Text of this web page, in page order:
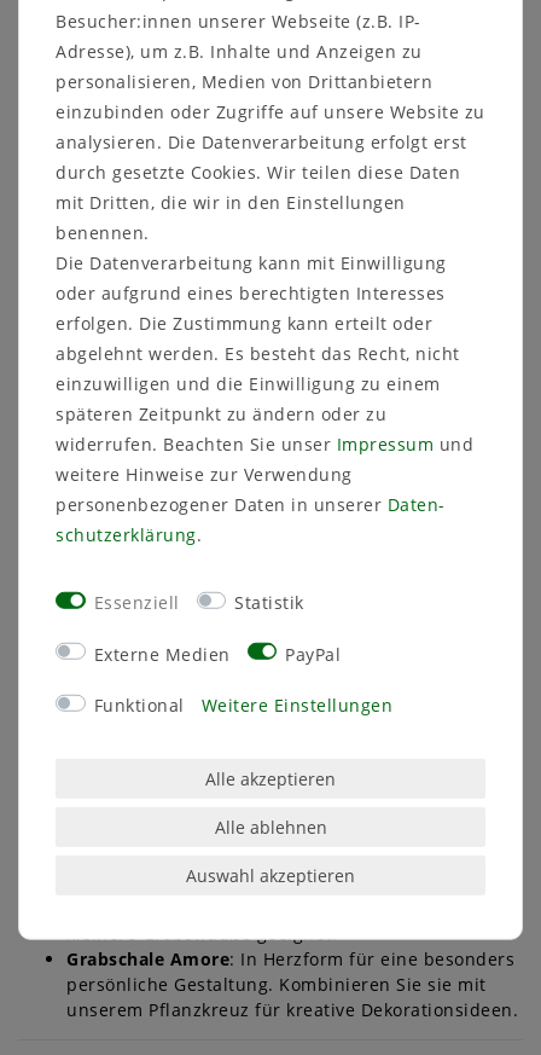
Pflanzschale Roseta
ø30 mit Bewässerung
ab 15,99 €
inkl. ges. MwSt. zzgl.
Versandkosten
Artikel anzeigen
Vasen und Schalen für die
Grabgestaltung – Stilvoll und praktisch
Ehren Sie die Erinnerung an Ihre Liebsten mit
hochwertigem Zubehör für die Grabgestaltung. Unsere
Auswahl an Vasen und Schalen vereint Ästhetik und
individuell zu gestalten.
Unsere Highlights für die Grabgestaltung
37 und 42 cm, in klassischem Dunkelgrün. Perfekt
Sockelgewicht für sicheren Stand – eine elegante
Pflanzschale Roseta: Mit besonders großem
Bepflanzungen.
Grabschale Amore: In Herzform für eine besonders
persönliche Gestaltung. Kombinieren Sie sie mit
unserem Pflanzkreuz für kreative Dekorationsideen.
Besucher:innen unserer Webseite (z.B. IP-
Adresse), um z.B. Inhalte und Anzeigen zu
personalisieren, Medien von Drittanbietern
einzubinden oder Zugriffe auf unsere Website zu
analysieren. Die Datenverarbeitung erfolgt erst
durch gesetzte Cookies. Wir teilen diese Daten
mit Dritten, die wir in den Einstellungen
benennen.
Die Datenverarbeitung kann mit Einwilligung
oder aufgrund eines berechtigten Interesses
erfolgen. Die Zustimmung kann erteilt oder
abgelehnt werden. Es besteht das Recht, nicht
einzuwilligen und die Einwilligung zu einem
späteren Zeitpunkt zu ändern oder zu
widerrufen. Beachten Sie unser Impressum und
weitere Hinweise zur Verwendung
personenbezogener Daten in unserer Daten­
schutz­erklärung.
Essenziell Statistik
Externe Medien PayPal
Funktional Weitere Einstellungen
Alle akzeptieren
Alle ablehnen
Auswahl akzeptieren